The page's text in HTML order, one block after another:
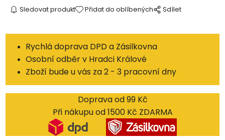
Sledovat produkt Přidat do oblíbených Sdílet
Rychlá doprava DPD a Zásilkovna
Osobní odběr v Hradci Králové
Zboží bude u vás za 2 - 3 pracovní dny
Doprava od 99 Kč
Při nákupu od 1500 Kč ZDARMA